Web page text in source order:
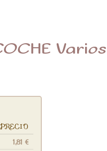
Varios
PRECIO
1,81 €